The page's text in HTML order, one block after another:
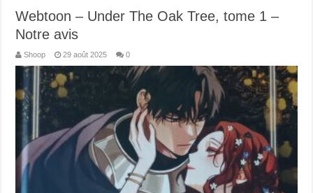
Webtoon – Under The Oak Tree, tome 1 –
Notre avis
Shoop 29 août 2025 0